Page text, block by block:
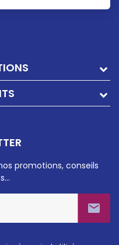
promotions, conseils
